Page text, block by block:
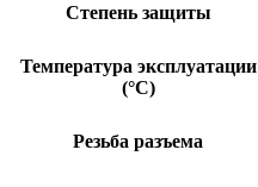
Степень защиты
Температура эксплуатации
(°C)
Резьба разъема